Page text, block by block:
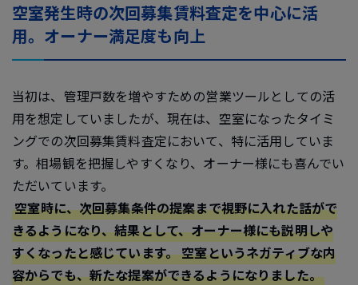
空室発生時の次回募集賃料査定を中心に活
用。オーナー満足度も向上
当初は、管理戸数を増やすための営業ツールとしての活
用を想定していましたが、現在は、空室になったタイミ
ングでの次回募集賃料査定において、特に活用していま
す。相場観を把握しやすくなり、オーナー様にも喜んでい
ただいています。
空室時に、次回募集条件の提案まで視野に入れた話がで
きるようになり、結果として、オーナー様にも説明しや
すくなったと感じています。 空室というネガティブな内
容からでも、新たな提案ができるようになりました。